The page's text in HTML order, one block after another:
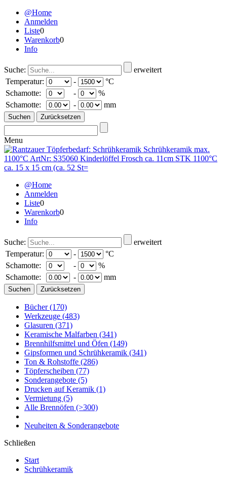
@Home
Anmelden
Liste0
Warenkorb0
Info
Suche:
erweitert
Temperatur:
-
°C
Schamotte:
-
%
Schamotte:
- mm
Menu
@Home
Anmelden
Liste0
Warenkorb0
Info
Suche:
erweitert
Temperatur:
-
°C
Schamotte:
-
%
Schamotte:
- mm
Bücher(170)
Werkzeuge (483)
Glasuren (371)
Keramische Malfarben (341)
Brennhilfsmittel und Öfen (149)
Gipsformen und Schrühkeramik (341)
Ton & Rohstoffe (286)
Töpferscheiben (77)
Sonderangebote (5)
Drucken auf Keramik (1)
Vermietung (5)
Alle Brennöfen (>300)
Neuheiten & Sonderangebote
Schließen
Start
Schrühkeramik